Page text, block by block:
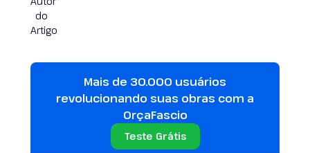
Mais de 30.000 usuários
revolucionando suas obras com a
OrçaFascio
Teste Grátis